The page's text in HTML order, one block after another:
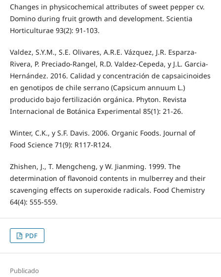
Changes in physicochemical attributes of sweet pepper cv.
Domino during fruit growth and development. Scientia
Horticulturae 93(2): 91-103.
Valdez, S.Y.M., S.E. Olivares, A.R.E. Vázquez, J.R. Esparza-
Rivera, P. Preciado-Rangel, R.D. Valdez-Cepeda, y J.L. Garcia-
Hernández. 2016. Calidad y concentración de capsaicinoides
en genotipos de chile serrano (Capsicum annuum L.)
producido bajo fertilización orgánica. Phyton. Revista
Internacional de Botánica Experimental 85(1): 21-26.
Winter, C.K., y S.F. Davis. 2006. Organic Foods. Journal of
Food Science 71(9): R117-R124.
Zhishen, J., T. Mengcheng, y W. Jianming. 1999. The
determination of flavonoid contents in mulberrey and their
scavenging effects on superoxide radicals. Food Chemistry
64(4): 555-559.
PDF
Publicado